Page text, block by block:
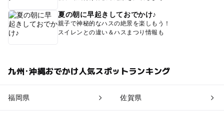
夏の朝に早起きしておでかけ♪
親子で神秘的なハスの絶景を楽しもう！
スイレンとの違い＆ハスまつり情報も
九州･沖縄おでかけ人気スポットランキング
福岡県 佐賀県